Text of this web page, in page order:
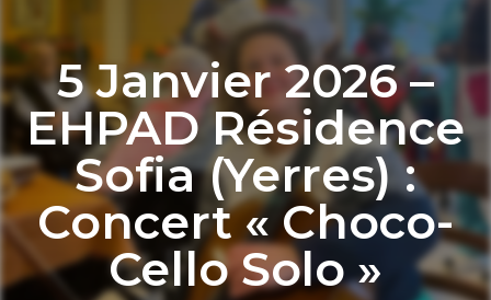
5 Janvier 2026 –
EHPAD Résidence
Sofia (Yerres) :
Concert « Choco-
Cello Solo »